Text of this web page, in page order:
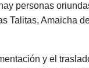
personas
Talitas, Amaicha
y el